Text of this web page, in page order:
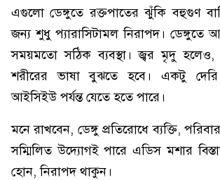
এগুলো ডেঙ্গুতে রক্তপাতের ঝুঁকি বহুগুণ
জন্য শুধু প্যারাসিটামল নিরাপদ। ডেঙ্গুতে
সময়মতো সঠিক ব্যবস্থা। জ্বর মৃদু হলেও,
শরীরের ভাষা বুঝতে হবে। একটু
আইসিইউ পর্যন্ত যেতে হতে পারে।
মনে রাখবেন, ডেঙ্গু প্রতিরোধে ব্যক্তি,
সম্মিলিত উদ্যোগই পারে এডিস মশার
হোন, নিরাপদ থাকুন।